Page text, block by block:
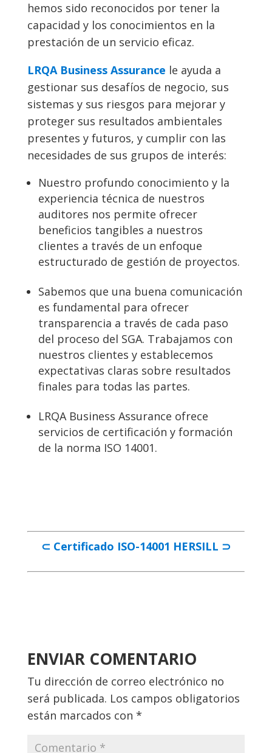
hemos sido reconocidos por tener la
capacidad y los conocimientos en la
prestación de un servicio eficaz.
LRQA Business Assurance le ayuda a
gestionar sus desafíos de negocio, sus
sistemas y sus riesgos para mejorar y
proteger sus resultados ambientales
presentes y futuros, y cumplir con las
necesidades de sus grupos de interés:
Nuestro profundo conocimiento y la
experiencia técnica de nuestros
auditores nos permite ofrecer
beneficios tangibles a nuestros
clientes a través de un enfoque
estructurado de gestión de proyectos.
Sabemos que una buena comunicación
es fundamental para ofrecer
transparencia a través de cada paso
del proceso del SGA. Trabajamos con
nuestros clientes y establecemos
expectativas claras sobre resultados
finales para todas las partes.
LRQA Business Assurance ofrece
servicios de certificación y formación
de la norma ISO 14001.
⊂ Certificado ISO-14001 HERSILL ⊃
ENVIAR COMENTARIO
Tu dirección de correo electrónico no
será publicada. Los campos obligatorios
están marcados con *